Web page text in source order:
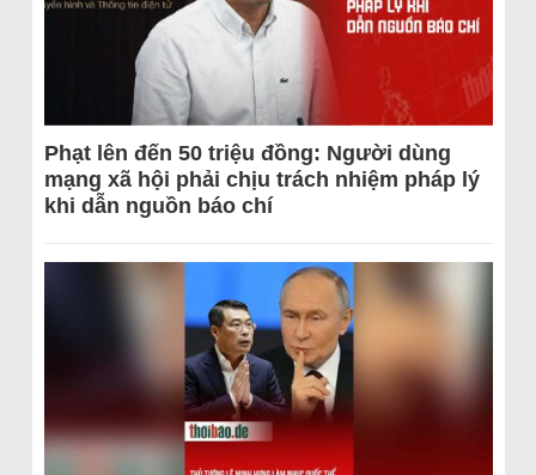
Phạt lên đến 50 triệu đồng: Người dùng
mạng xã hội phải chịu trách nhiệm pháp lý
khi dẫn nguồn báo chí